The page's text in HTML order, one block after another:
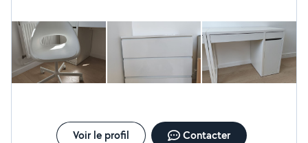
Voir le profil Contacter